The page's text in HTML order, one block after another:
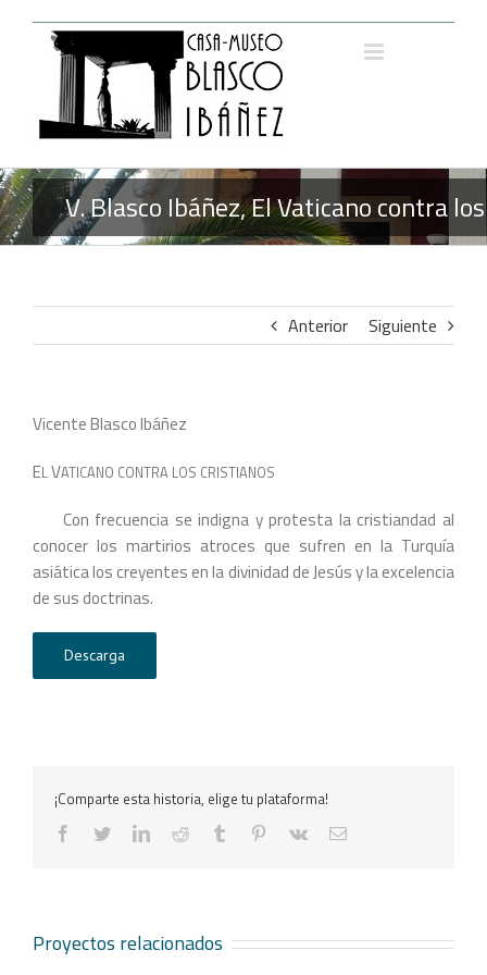
contenido
V. Blasco Ibáñez, El Vaticano contra
Anterior Siguiente
Vicente Blasco Ibáñez
ELVATICANO CONTRA LOS CRISTIANOS
Con frecuencia se indigna y protesta la cristiandad al
conocer los martirios atroces que sufren en la Turquía
asiática los creyentes en la divinidad de Jesús y la excelencia
de sus doctrinas.
Descarga
¡Comparte esta historia, elige tu plataforma!
facebooktwitterlinkedinreddit tumblr pinterest
vk
Correo
Proyectos relacionados